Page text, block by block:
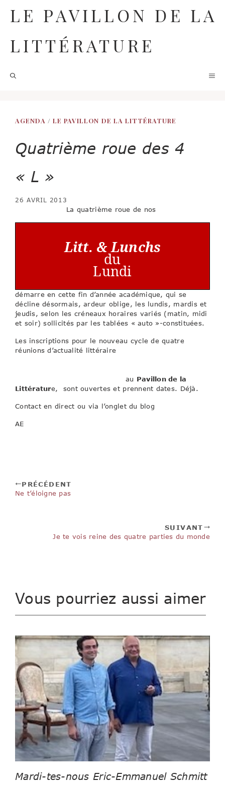
contenu
LE PAVILLON DE LA
LITTÉRATURE
AGENDA /LE PAVILLON DE LA LITTÉRATURE
Quatrième roue des 4
« L »
26 AVRIL 2013
La quatrième roue de nos
Litt. & Lunchs
du
Lundi
démarre en cette fin d’année académique, qui se
décline désormais, ardeur oblige, les lundis, mardis et
jeudis, selon les créneaux horaires variés (matin, midi
et soir) sollicités par les tablées « auto »-constituées.
Les inscriptions pour le nouveau cycle de quatre
réunions d’actualité littéraire
au Pavillon de la
Littérature, sont ouvertes et prennent dates. Déjà.
Contact en direct ou via l’onglet du blog
AE
PRÉCÉDENT
Ne t’éloigne pas
SUIVANT
Je te vois reine des quatre parties du monde
Vous pourriez aussi aimer
Mardi-tes-nous Eric-Emmanuel Schmitt